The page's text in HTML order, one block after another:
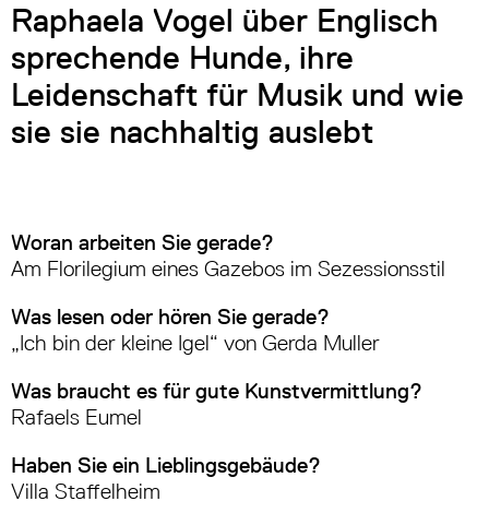
Raphaela Vogel über Englisch
sprechende Hunde, ihre
Leidenschaft für Musik und wie
sie sie nachhaltig auslebt
Woran arbeiten Sie gerade?
Am Florilegium eines Gazebos im Sezessionsstil
Was lesen oder hören Sie gerade?
„Ich bin der kleine Igel“ von Gerda Muller
Was braucht es für gute Kunstvermittlung?
Rafaels Eumel
Haben Sie ein Lieblingsgebäude?
Villa Staffelheim